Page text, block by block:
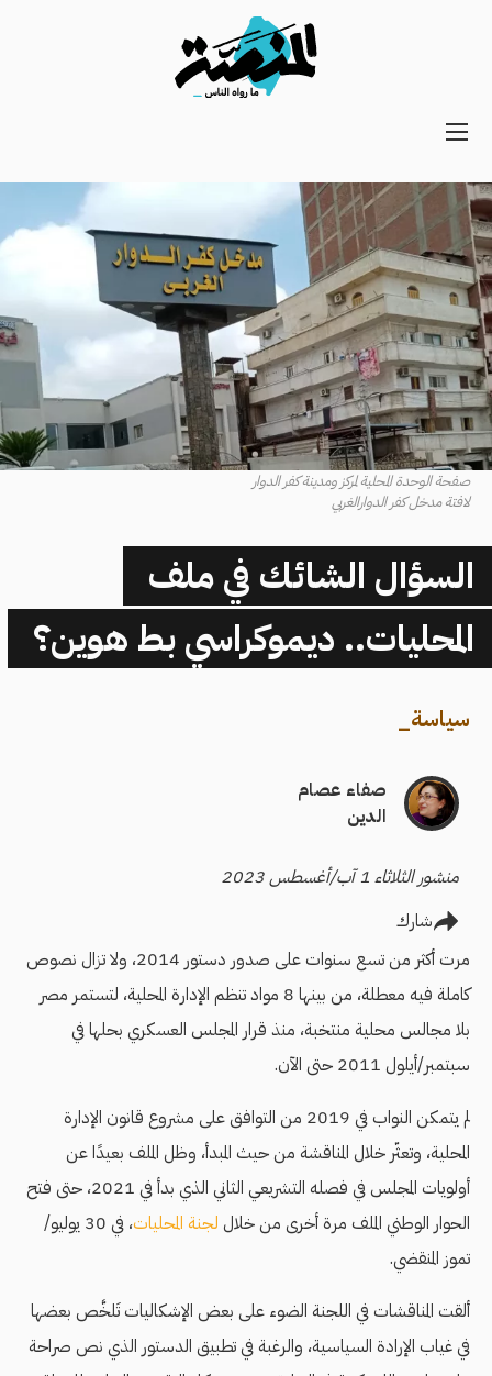
Main
Secondary
Navigation
صفحة الوحدة المحلية لمركز ومدينة كفر الدوار
لافتة مدخل كفر الدوارالغربي
السؤال الشائك في ملف
المحليات.. ديموكراسي بط هوين؟
سياسة_
صفاء عصام
الدين
منشور الثلاثاء 1 آب/أغسطس 2023
شارك
مرت أكثر من تسع سنوات على صدور دستور 2014، ولا تزال نصوص
كاملة فيه معطلة، من بينها 8 مواد تنظم الإدارة المحلية، لتستمر مصر
بلا مجالس محلية منتخبة، منذ قرار المجلس العسكري بحلها في
سبتمبر/أيلول 2011 حتى الآن.
لم يتمكن النواب في 2019 من التوافق على مشروع قانون الإدارة
المحلية، وتعثّر خلال المناقشة من حيث المبدأ، وظل الملف بعيدًا عن
أولويات المجلس في فصله التشريعي الثاني الذي بدأ في 2021، حتى فتح
الحوار الوطني الملف مرة أخرى من خلال لجنة المحليات
، في 30 يوليو/
تموز المنقضي.
ألقت المناقشات في اللجنة الضوء على بعض الإشكاليات تَلخَّص بعضها
في غياب الإرادة السياسية، والرغبة في تطبيق الدستور الذي نص صراحة